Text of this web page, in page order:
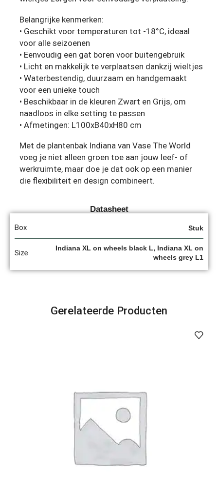
Belangrijke kenmerken:
• Geschikt voor temperaturen tot -18°C, ideaal
voor alle seizoenen
• Eenvoudig een gat boren voor buitengebruik
• Licht en makkelijk te verplaatsen dankzij wieltjes
• Waterbestendig, duurzaam en handgemaakt
voor een unieke touch
• Beschikbaar in de kleuren Zwart en Grijs, om
naadloos in elke setting te passen
• Afmetingen: L100xB40xH80 cm
Met de plantenbak Indiana van Vase The World
voeg je niet alleen groen toe aan jouw leef- of
werkruimte, maar doe je dat ook op een manier
die flexibiliteit en design combineert.
Datasheet
Box Stuk
Size
Indiana XL on wheels black L, Indiana XL on
wheels grey L1
Gerelateerde Producten